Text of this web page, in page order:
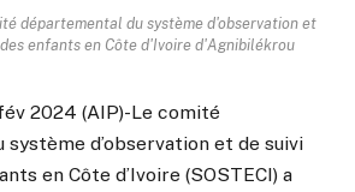
départemental du système d'observation et
enfants en Côte d'Ivoire d'Agnibilékrou
2024 (AIP)-Le comité
d’observation et de suivi
en Côte d’Ivoire (SOSTECI) a